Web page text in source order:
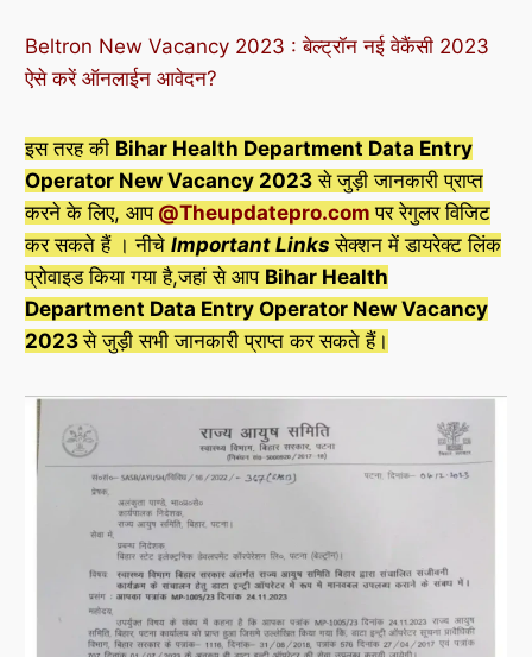
Beltron New Vacancy 2023 : बेल्ट्रॉन नई वेकैंसी 2023
ऐसेकरेंऑनलाईन आवेदन?
इस तरह की Bihar Health Department Data Entry
Operator New Vacancy 2023से जुड़ी जानकारी प्राप्त
करने के लिए, आप@Theupdatepro.comपर रेगुलर विजिट
कर सकते हैं । नीचे Important Linksसेक्शन में डायरेक्ट लिंक
प्रोवाइड किया गया है,जहां से आप Bihar Health
Department Data Entry Operator New Vacancy
2023से जुड़ी सभी जानकारी प्राप्त कर सकते हैं।